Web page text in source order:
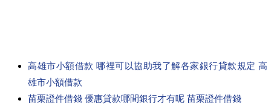
高雄市小額借款 哪裡可以協助我了解各家銀行貸款規定 高
雄市小額借款
苗栗證件借錢 優惠貸款哪間銀行才有呢 苗栗證件借錢